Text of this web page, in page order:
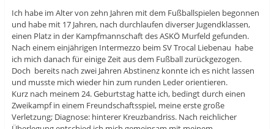
Ich habe im Alter von zehn Jahren mit dem Fußballspielen begonnen
und habe mit 17 Jahren, nach durchlaufen diverser Jugendklassen,
einen Platz in der Kampfmannschaft des ASKÖ Murfeld gefunden.
Nach einem einjährigen Intermezzo beim SV Trocal Liebenau habe
ich mich danach für einige Zeit aus dem Fußball zurückgezogen.
Doch bereits nach zwei Jahren Abstinenz konnte ich es nicht lassen
und musste mich wieder hin zum runden Leder orientieren.
Kurz nach meinem 24. Geburtstag hatte ich, bedingt durch einen
Zweikampf in einem Freundschaftsspiel, meine erste große
Verletzung; Diagnose: hinterer Kreuzbandriss. Nach reichlicher